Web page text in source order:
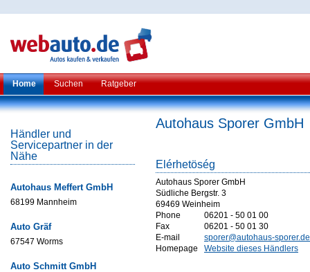
Home Suchen Ratgeber
Händler und
Servicepartner in der
Nähe
Autohaus Meffert GmbH
68199 Mannheim
Auto Gräf
67547 Worms
Auto Schmitt GmbH
Autohaus Sporer GmbH
Elérhetöség
Autohaus Sporer GmbH
Südliche Bergstr. 3
69469 Weinheim
Phone
06201 - 50 01 00
Fax
06201 - 50 01 30
E-mail
sporer@autohaus-sporer.de
Homepage
Website dieses Händlers